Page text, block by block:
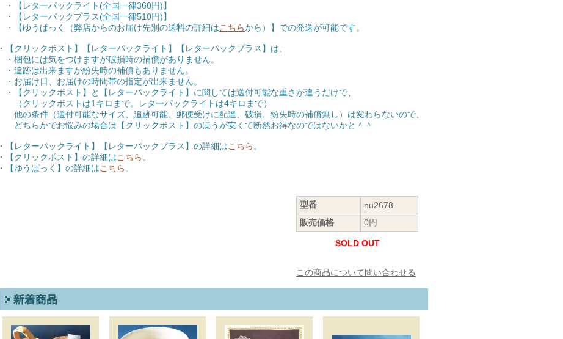
・【レターパックライト(全国一律360円)】
・【レターパックプラス(全国一律510円)】
・【ゆうぱっく（弊店からのお届け先別の送料の詳細はこちらから）】での発送が可能です。
・【クリックポスト】【レターパックライト】【レターパックプラス】は、
・梱包には気をつけますが破損時の補償がありません。
・追跡は出来ますが紛失時の補償もありません。
・お届け日、お届けの時間帯の指定が出来ません。
・【クリックポスト】と【レターパックライト】に関しては送付可能な重さが違うだけで、
（クリックポストは1キロまで。レターパックライトは4キロまで）
他の条件（送付可能なサイズ、追跡可能、郵便受けに配達、破損、紛失時の補償無し）は変わらないので、
どちらかでお悩みの場合は【クリックポスト】のほうが安くて断然お得なのではないかと＾＾
・【レターパックライト】【レターパックプラス】の詳細はこちら 。
・【クリックポスト】の詳細はこちら 。
・【ゆうぱっく】の詳細はこちら 。
型番
nu2678
販売価格
0円
SOLD OUT
この商品について問い合わせる